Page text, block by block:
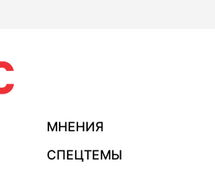
МНЕНИЯ
СПЕЦТЕМЫ